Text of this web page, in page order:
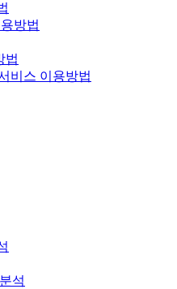
방법
법
비스 이용방법
석